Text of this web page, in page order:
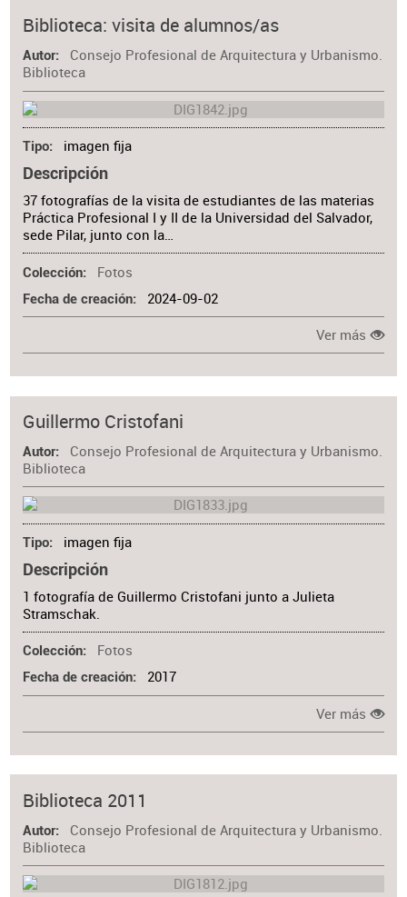
Biblioteca: visita de alumnos/as
Autor
Consejo Profesional de Arquitectura y Urbanismo.
Biblioteca
Tipo imagen fija
Descripción
37 fotografías de la visita de estudiantes de las materias
Práctica Profesional I y II de la Universidad del Salvador,
sede Pilar, junto con la…
Colección Fotos
Fecha de creación 2024-09-02
Ver más
Guillermo Cristofani
Autor
Consejo Profesional de Arquitectura y Urbanismo.
Biblioteca
Tipo imagen fija
Descripción
1 fotografía de Guillermo Cristofani junto a Julieta
Stramschak.
Colección Fotos
Fecha de creación 2017
Ver más
Biblioteca 2011
Autor
Consejo Profesional de Arquitectura y Urbanismo.
Biblioteca